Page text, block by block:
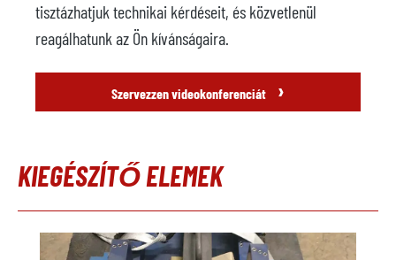
tisztázhatjuk technikai kérdéseit, és közvetlenül
reagálhatunk az Ön kívánságaira.
Szervezzen videokonferenciát ›
KIEGÉSZÍTŐ ELEMEK